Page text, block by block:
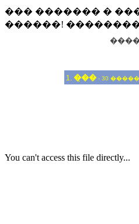
��� ������� �
������!
1. �̣��- 30
You can't access this file directly...